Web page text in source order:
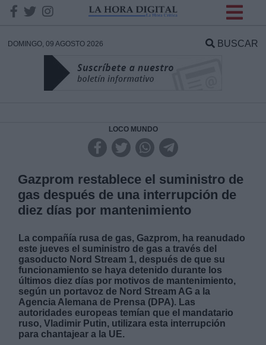
DOMINGO, 09 AGOSTO 2026 BUSCAR
LOCO MUNDO
Gazprom restablece el suministro de
gas después de una interrupción de
diez días por mantenimiento
La compañía rusa de gas, Gazprom, ha reanudado
este jueves el suministro de gas a través del
gasoducto Nord Stream 1, después de que su
funcionamiento se haya detenido durante los
últimos diez días por motivos de mantenimiento,
según un portavoz de Nord Stream AG a la
Agencia Alemana de Prensa (DPA). Las
autoridades europeas temían que el mandatario
ruso, Vladimir Putin, utilizara esta interrupción
para chantajear a la UE.
DATOS
Responsable:
Legitimación:
Destinatarios: